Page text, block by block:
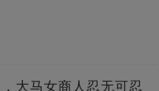
大马女商人忍无可忍